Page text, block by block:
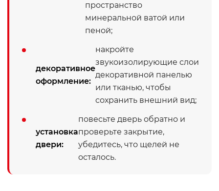
пространство
минеральной ватой или
пеной;
декоративное
оформление:
накройте
звукоизолирующие слои
декоративной панелью
или тканью, чтобы
сохранить внешний вид;
установка
двери:
повесьте дверь обратно и
проверьте закрытие,
убедитесь, что щелей не
осталось.